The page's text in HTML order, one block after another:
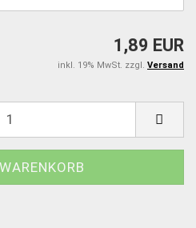
1,89 EUR
inkl. 19% MwSt. zzgl. Versand